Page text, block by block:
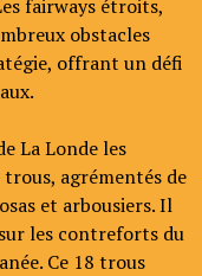
fairways étroits,
obstacles
offrant un défi
La Londe les
agrémentés de
et arbousiers. Il
les contreforts du
Ce 18 trous